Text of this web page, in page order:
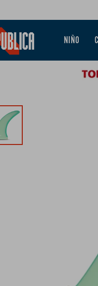
NIÑO